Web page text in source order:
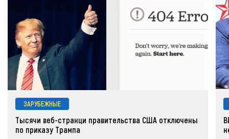
ЗАРУБЕЖНЫЕ
Тысячи веб-странци правительства США отключены
по приказу Трампа